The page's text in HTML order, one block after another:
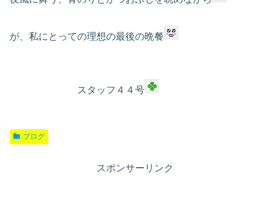
が、私にとっての理想の最後の晩餐
スタッフ４４号
ブログ
スポンサーリンク